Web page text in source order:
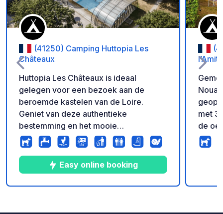
(41250) Camping Huttopia Les
Châteaux
Huttopia Les Châteaux is ideaal
gelegen voor een bezoek aan de
beroemde kastelen van de Loire.
Geniet van deze authentieke
bestemming en het mooie
binnenzwembad, ideaal na een dag
sightseeing. Kampeer als groep, gezin
of stel zoals jij dat het liefste hebt en
geniet van ruime kampeerplaatsen in
het bos.
Easy online booking
met
de